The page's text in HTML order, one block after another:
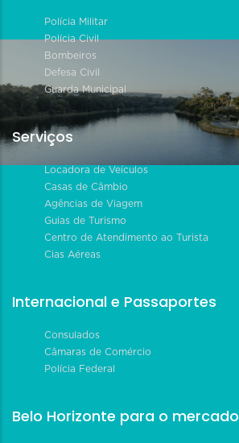
Polícia Militar
Polícia Civil
Bombeiros
Defesa Civil
Guarda Municipal
Serviços
Locadora de Veículos
Casas de Câmbio
Agências de Viagem
Guias de Turismo
Centro de Atendimento ao Turista
Cias Aéreas
Internacional e Passaportes
Consulados
Câmaras de Comércio
Polícia Federal
Belo Horizonte para o mercado